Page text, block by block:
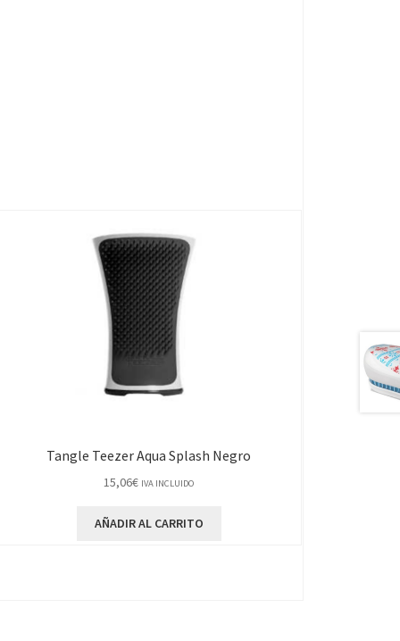
Tangle Teezer Aqua Splash Negro
15,06€ IVA INCLUIDO
AÑADIR AL CARRITO